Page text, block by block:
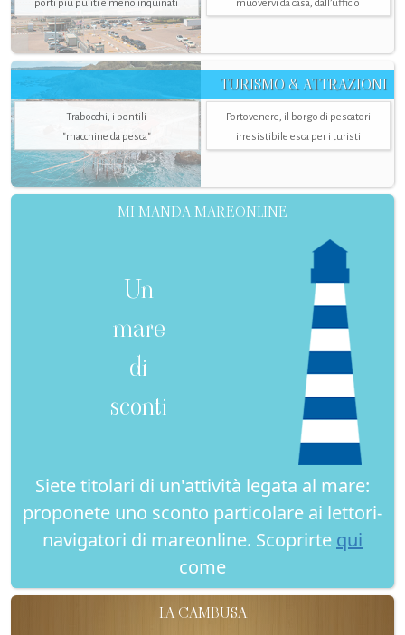
porti più puliti e meno inquinati
muovervi da casa, dall’ufficio
TURISMO & ATTRAZIONI
Trabocchi, i pontili
"macchine da pesca"
Portovenere, il borgo di pescatori
irresistibile esca per i turisti
MI MANDA MAREONLINE
Un
mare
di
sconti
Siete titolari di un'attività legata al mare:
proponete uno sconto particolare ai lettori-
navigatori di mareonline. Scoprirte qui
come
LA CAMBUSA